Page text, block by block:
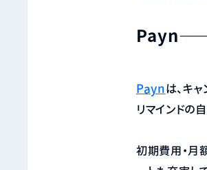
Payn——
Paynは、キ
リマインドの
初期費用・月